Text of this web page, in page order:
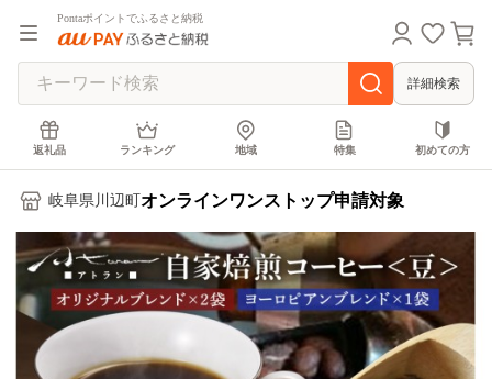
Pontaポイントでふるさと納税
詳細検索
返礼品 ランキング 地域 特集 初めての方
岐阜県川辺町 オンラインワンストップ申請対象